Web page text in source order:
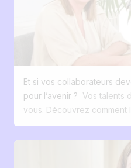
comme le fait une
candidats sont des clients,
Comme pour vos clients
collaborateurs : veulent
interaction attendent une
souhaitent une expérience
attendent de la
ils sont prêts à dire oui, ou
faire du recrutement une
engageante et
offrez que d’autres n’ont
marché du travail a évolué.
comparent. Ils
avalanche d’offres “top
stimulant”, tout se floute.
Mais comme un levier de
cohérence. Marque
(vraiment) ? Non, ce n’est
une vidéo corporate. La
perception que les gens
qu’employeur. Elle existe
Et si vos collaborateurs
pour l’avenir ? Vos talents
vous. Découvrez comment
où l’on parle sans cesse
quête de sens au travail,